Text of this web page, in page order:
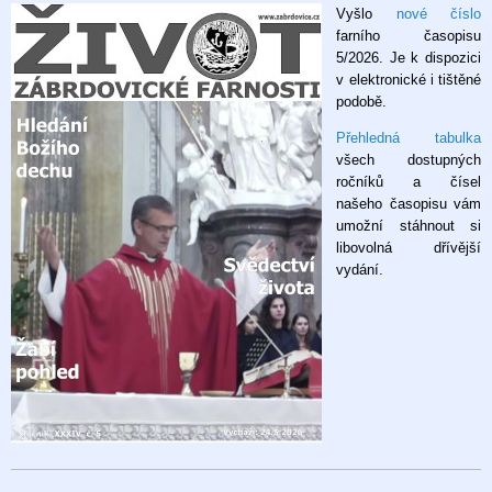
časopis
5/2026
Vyšlo nové číslo
farního časopisu
5/2026. Je k dispozici
v elektronické i tištěné
podobě.
Přehledná tabulka
všech dostupných
ročníků a čísel
našeho časopisu vám
umožní stáhnout si
libovolná dřívější
vydání.